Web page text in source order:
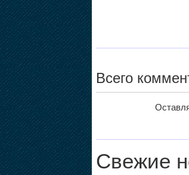
Всего
Свежие